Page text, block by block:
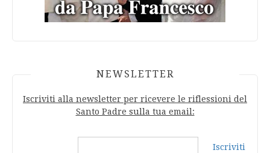
NEWSLETTER
Iscriviti alla newsletter per ricevere le riflessioni del
Santo Padre sulla tua email:
Iscriviti